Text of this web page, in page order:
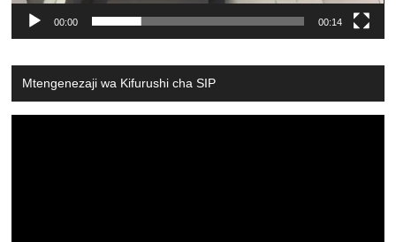
00:00 00:14
Mtengenezaji wa Kifurushi cha SIP